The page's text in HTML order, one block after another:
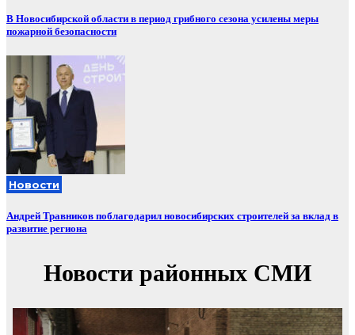
В Новосибирской области в период грибного сезона усилены меры
пожарной безопасности
Новости
Андрей Травников поблагодарил новосибирских строителей за вклад в
развитие региона